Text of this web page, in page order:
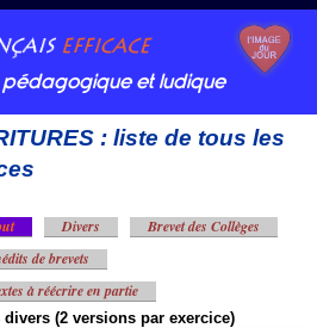
pédagogique et ludique
: liste de tous les
Divers
Brevet des Collèges
de brevets
à réécrire en partie
divers (2 versions par exercice)